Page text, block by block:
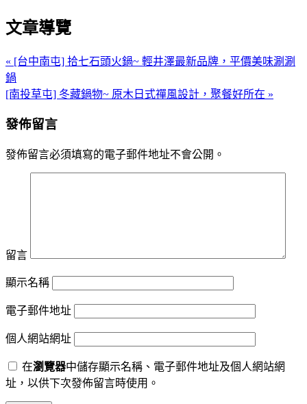
文章導覽
« [台中南屯] 拾七石頭火鍋~ 輕井澤最新品牌，平價美味涮涮
鍋
[南投草屯] 冬藏鍋物~ 原木日式禪風設計，聚餐好所在 »
發佈留言
發佈留言必須填寫的電子郵件地址不會公開。
留言
顯示名稱
電子郵件地址
個人網站網址
在瀏覽器中儲存顯示名稱、電子郵件地址及個人網站網
址，以供下次發佈留言時使用。